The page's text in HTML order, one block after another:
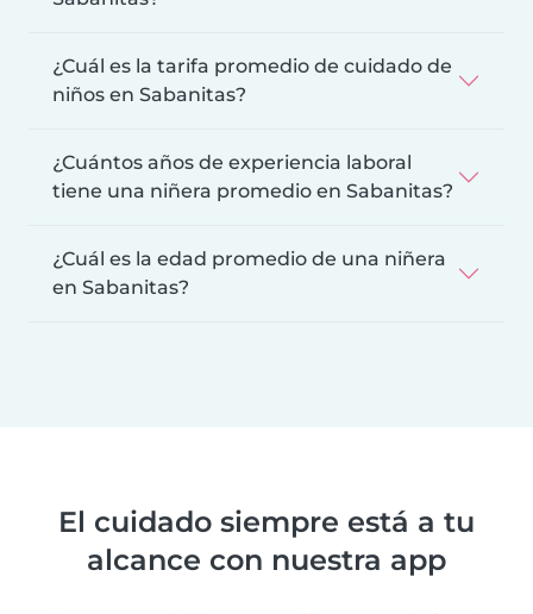
¿Cuál es la tarifa promedio de cuidado de
niños en Sabanitas?
¿Cuántos años de experiencia laboral
tiene una niñera promedio en Sabanitas?
¿Cuál es la edad promedio de una niñera
en Sabanitas?
El cuidado siempre está a tu
alcance con nuestra app